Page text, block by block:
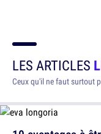
LES ARTICLES
Ceux qu'il ne faut surtout